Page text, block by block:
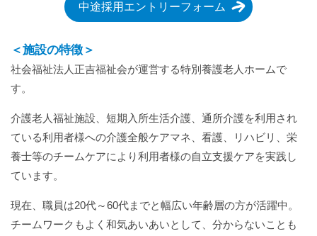
中途採用エントリーフォーム
＜施設の特徴＞
社会福祉法人正吉福祉会が運営する特別養護老人ホームで
す。
介護老人福祉施設、短期入所生活介護、通所介護を利用され
ている利用者様への介護全般ケアマネ、看護、リハビリ、栄
養士等のチームケアにより利用者様の自立支援ケアを実践し
ています。
現在、職員は20代～60代までと幅広い年齢層の方が活躍中。
チームワークもよく和気あいあいとして、分からないことも